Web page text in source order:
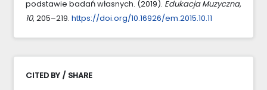
podstawie badań własnych. (2019). Edukacja Muzyczna,
10, 205–219. https://doi.org/10.16926/em.2015.10.11
CITED BY / SHARE